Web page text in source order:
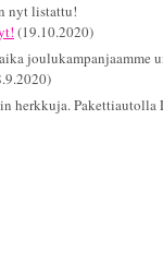
nyt listattu!
(19.10.2020)
joulukampanjaamme
herkkuja.